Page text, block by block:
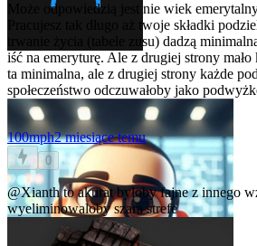
Może odpowiedzią jest nie wiek
Pracujesz tak długo aż twoje składki
trwanie życia (tabele zusu) dadzą
iść na emeryturę. Ale z drugiej strony
ta minimalna, ale z drugiej strony każde
społeczeństwo odczuwałoby jako
100mph2 miesiące temu
0
@Xianthto akurat byloby fajne z innego
wyeliminowaloby szara strefe